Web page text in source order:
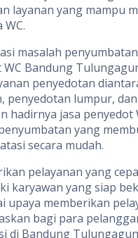
layanan yang mampu
masalah penyumbatan
Bandung
penyedotan
penyedotan lumpur,
hadirnya jasa penyedot
yang
secara mudah.
pelayanan yang
karyawan yang siap
upaya memberikan
bagi para
di Bandung